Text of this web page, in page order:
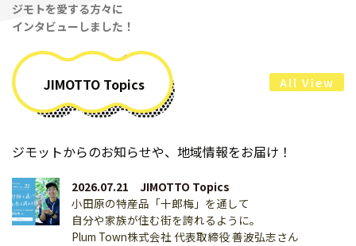
ジモトを愛する方々に
インタビューしました！
JIMOTTO Topics
ジモットからのお知らせや、地域情報をお届け！
All View
2026.07.21 JIMOTTO Topics
小田原の特産品「十郎梅」を通して
自分や家族が住む街を誇れるように。
Plum Town株式会社 代表取締役 善波弘志さん